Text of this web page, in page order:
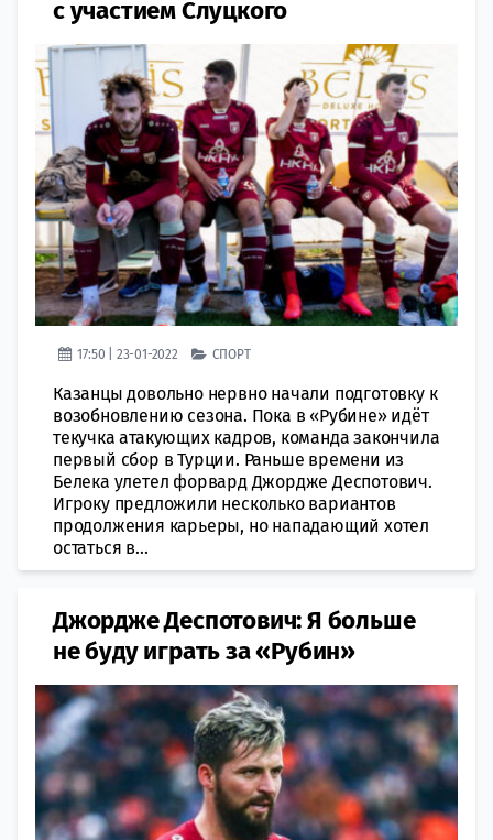
с участием Слуцкого
17:50 | 23-01-2022 СПОРТ
Казанцы довольно нервно начали подготовку к
возобновлению сезона. Пока в «Рубине» идёт
текучка атакующих кадров, команда закончила
первый сбор в Турции. Раньше времени из
Белека улетел форвард Джордже Деспотович.
Игроку предложили несколько вариантов
продолжения карьеры, но нападающий хотел
остаться в...
Джордже Деспотович: Я больше
не буду играть за «Рубин»